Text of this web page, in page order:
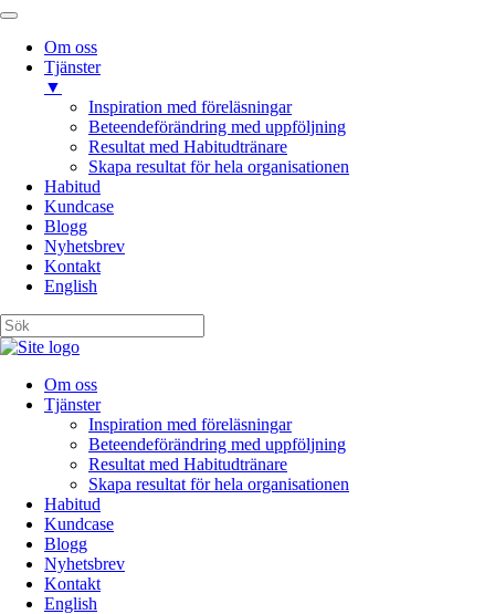
Om oss
Tjänster
▼
Inspiration med föreläsningar
Beteendeförändring med uppföljning
Resultat med Habitudtränare
Skapa resultat för hela organisationen
Habitud
Kundcase
Blogg
Nyhetsbrev
Kontakt
English
Om oss
Tjänster
Inspiration med föreläsningar
Beteendeförändring med uppföljning
Resultat med Habitudtränare
Skapa resultat för hela organisationen
Habitud
Kundcase
Blogg
Nyhetsbrev
Kontakt
English